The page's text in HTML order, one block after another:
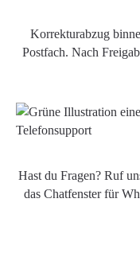
Korrekturabzug
Postfach. Nach
Hast du Fragen? Ruf
das Chatfenster für